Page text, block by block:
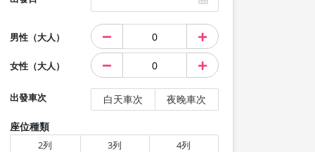
男性（大人）
女性（大人）
出發車次 白天車次 夜晚車次
座位種類
2列 3列 4列